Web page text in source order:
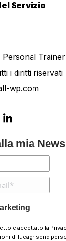
Servizio
Personal Trainer
i diritti riservati
wp.com
mia
e accettato la
di